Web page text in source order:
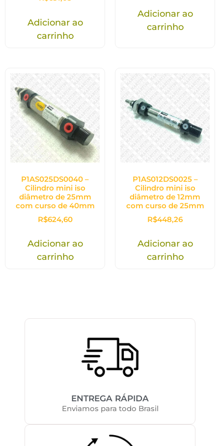
Adicionar ao
carrinho
Adicionar ao
carrinho
P1AS025DS0040 –
Cilindro mini iso
diâmetro de 25mm
com curso de 40mm
R$624,60
Adicionar ao
carrinho
P1AS012DS0025 –
Cilindro mini iso
diâmetro de 12mm
com curso de 25mm
R$448,26
Adicionar ao
carrinho
ENTREGA RÁPIDA
Enviamos para todo Brasil